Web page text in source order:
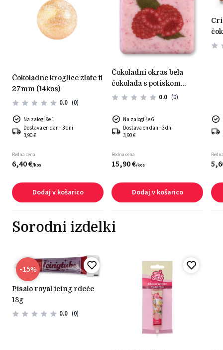
čokoladne kroglice zlate fi
27mm (14kos)
0.0 (0)
Na zalogi še 1
Dostava en dan - 3 dni
3,90 €
Redna cena
6,40€/kos
Dodaj v košarico
čokoladni okras bela
čokolada s potiskom
maline (35 kos)0.0 (0)
Na zalogi še 6
Dostava en dan - 3 dni
3,90 €
Redna cena
15,90€/kos
Dodaj v košarico
crispy kroglice mlečna
5,
Sorodni izdelki
-15%
pisalo royal icing rdeče
18g
0.0 (0)